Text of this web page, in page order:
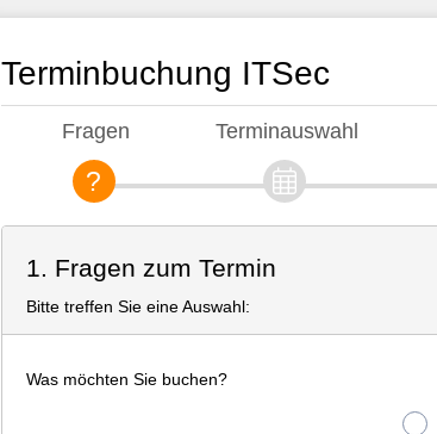
Terminbuchung ITSec
Fragen Terminauswahl
1. Fragen zum Termin
Bitte treffen Sie eine Auswahl:
Was möchten Sie buchen?